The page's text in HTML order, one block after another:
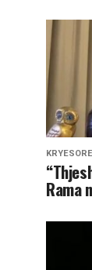
KRYESORE
Rama